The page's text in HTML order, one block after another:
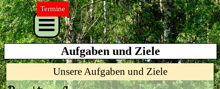
Termine
Menü überspringen
Aufgaben und Ziele
Unsere Aufgaben und Ziele